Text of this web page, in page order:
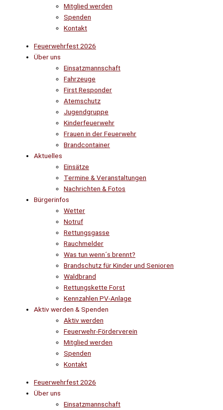
Mitglied werden
Spenden
Kontakt
Feuerwehrfest 2026
Über uns
Einsatzmannschaft
Fahrzeuge
First Responder
Atemschutz
Jugendgruppe
Kinderfeuerwehr
Frauen in der Feuerwehr
Brandcontainer
Aktuelles
Einsätze
Termine & Veranstaltungen
Nachrichten & Fotos
Bürgerinfos
Wetter
Notruf
Rettungsgasse
Rauchmelder
Was tun wenn´s brennt?
Brandschutz für Kinder und Senioren
Waldbrand
Rettungskette Forst
Kennzahlen PV-Anlage
Aktiv werden & Spenden
Aktiv werden
Feuerwehr-Förderverein
Mitglied werden
Spenden
Kontakt
Feuerwehrfest 2026
Über uns
Einsatzmannschaft